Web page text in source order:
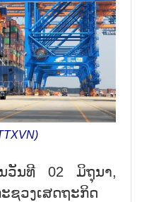
ນ​ວັນ​ທີ 02 ມິ​ຖຸ​ນາ,
ຊວງເສດຖະກິດ